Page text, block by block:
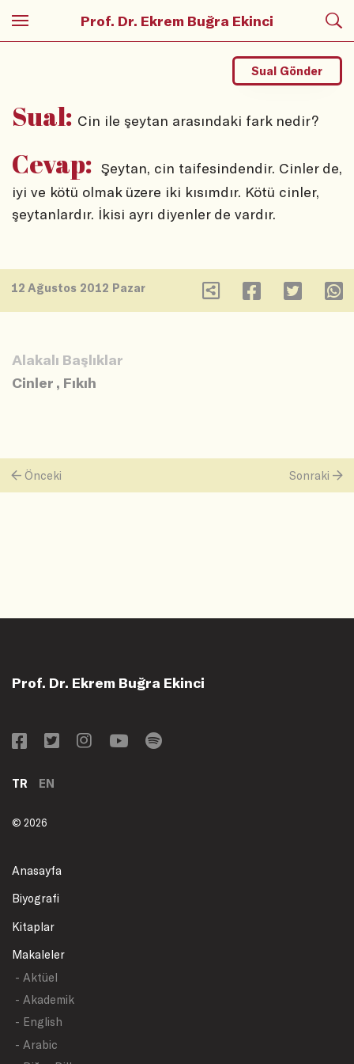
Prof. Dr. Ekrem Buğra Ekinci
Sual: Cin ile şeytan arasındaki fark nedir?
Sual Gönder
Cevap: Şeytan, cin taifesindendir. Cinler de,
iyi ve kötü olmak üzere iki kısımdır. Kötü cinler,
şeytanlardır. İkisi ayrı diyenler de vardır.
12 Ağustos 2012 Pazar
Alakalı Başlıklar
Cinler , Fıkıh
Önceki Sonraki
Prof. Dr. Ekrem Buğra Ekinci
TR EN
© 2026
Anasayfa
Biyografi
Kitaplar
Makaleler
- Aktüel
- Akademik
- English
- Arabic